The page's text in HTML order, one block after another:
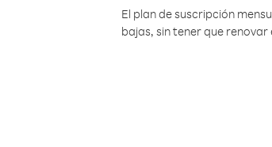
El plan de suscripción
bajas, sin tener que